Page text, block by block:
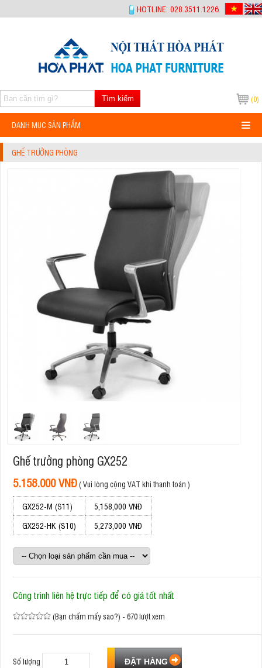
HOTLINE: 028.3511.1226
(0)
Tìm kiếm
DANH MỤC SẢN PHẨM
GHẾ TRƯỞNG PHÒNG
Ghế trưởng phòng GX252
5.158.000 VNĐ( Vui lòng cộng VAT khi thanh toán )
GX252-M (S11)
5,158,000 VNĐ
GX252-HK (S10)
5,273,000 VNĐ
Công trình liên hệ trực tiếp để có giá tốt nhất
(Bạn chấm mấy sao?) - 670 lượt xem
Số lượng